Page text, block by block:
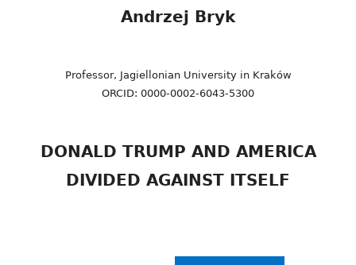
Andrzej Bryk
Professor, Jagiellonian University in Kraków
ORCID: 0000-0002-6043-5300
DONALD TRUMP AND AMERICA
DIVIDED AGAINST ITSELF